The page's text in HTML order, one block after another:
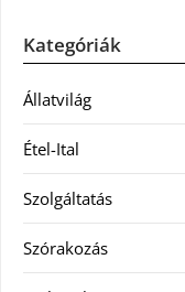
Kategóriák
Állatvilág
Étel-Ital
Szolgáltatás
Szórakozás